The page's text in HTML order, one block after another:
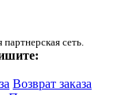
сеть.
Возврат заказа